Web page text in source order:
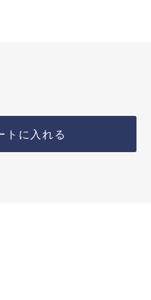
トに入れる